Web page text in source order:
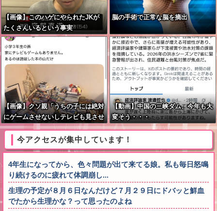
【画像】このハゲにやられたJKが
たくさんいるという事実
脳の手術で正常な脳を摘出
【画像】クソ親「うちの子には絶対
にゲームさせないしテレビも見させ
ない！！！！！」
【動画】中国の三峡ダム、今年も大
変そう・・・
今アクセスが集中しています！
4年生になってから、色々問題が出て来てる娘。私も毎日怒鳴
り続けるのに疲れて体調崩し...
生理の予定が８月６日なんだけど７月２９日にドバッと鮮血
でたから生理かな？って思ったのよね